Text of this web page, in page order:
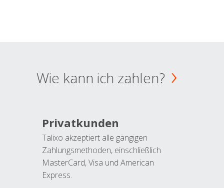
Wie kann ich zahlen?
Privatkunden
Talixo akzeptiert alle gängigen
Zahlungsmethoden, einschließlich
MasterCard, Visa und American
Express.